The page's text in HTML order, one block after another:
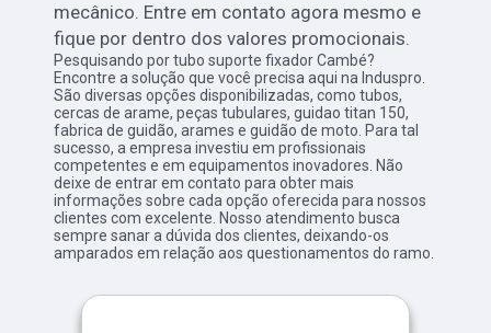
mecânico. Entre em contato agora mesmo e
fique por dentro dos valores promocionais.
Pesquisando por tubo suporte fixador Cambé?
Encontre a solução que você precisa aqui na Induspro.
São diversas opções disponibilizadas, como tubos,
cercas de arame, peças tubulares, guidao titan 150,
fabrica de guidão, arames e guidão de moto. Para tal
sucesso, a empresa investiu em profissionais
competentes e em equipamentos inovadores. Não
deixe de entrar em contato para obter mais
informações sobre cada opção oferecida para nossos
clientes com excelente. Nosso atendimento busca
sempre sanar a dúvida dos clientes, deixando-os
amparados em relação aos questionamentos do ramo.